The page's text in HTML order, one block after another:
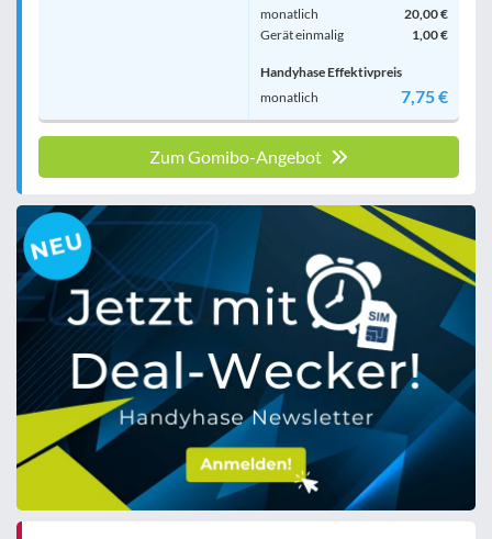
monatlich
20,00 €
Gerät einmalig
1,00 €
Handyhase Effektivpreis
monatlich
7,75 €
Zum Gomibo-Angebot